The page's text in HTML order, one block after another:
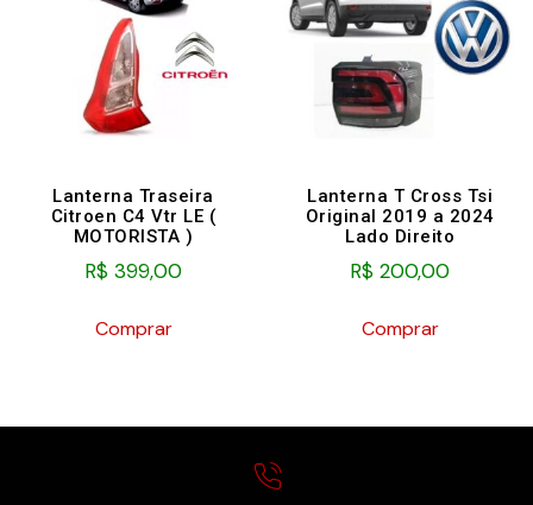
Lanterna Traseira
Citroen C4 Vtr LE (
MOTORISTA )
R$ 399,00
Comprar
Lanterna T Cross Tsi
Original 2019 a 2024
Lado Direito
R$ 200,00
Comprar